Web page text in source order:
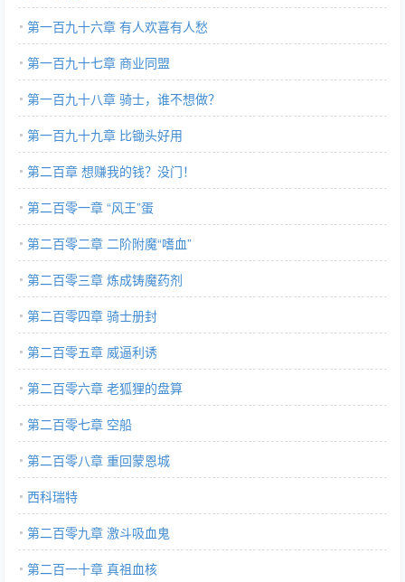
第一百九十六章 有人欢喜有人愁
第一百九十七章 商业同盟
第一百九十八章 骑士，谁不想做？
第一百九十九章 比锄头好用
第二百章 想赚我的钱？没门！
第二百零一章 “风王”蛋
第二百零二章 二阶附魔“嗜血”
第二百零三章 炼成铸魔药剂
第二百零四章 骑士册封
第二百零五章 威逼利诱
第二百零六章 老狐狸的盘算
第二百零七章 空船
第二百零八章 重回蒙恩城
西科瑞特
第二百零九章 激斗吸血鬼
第二百一十章 真祖血核